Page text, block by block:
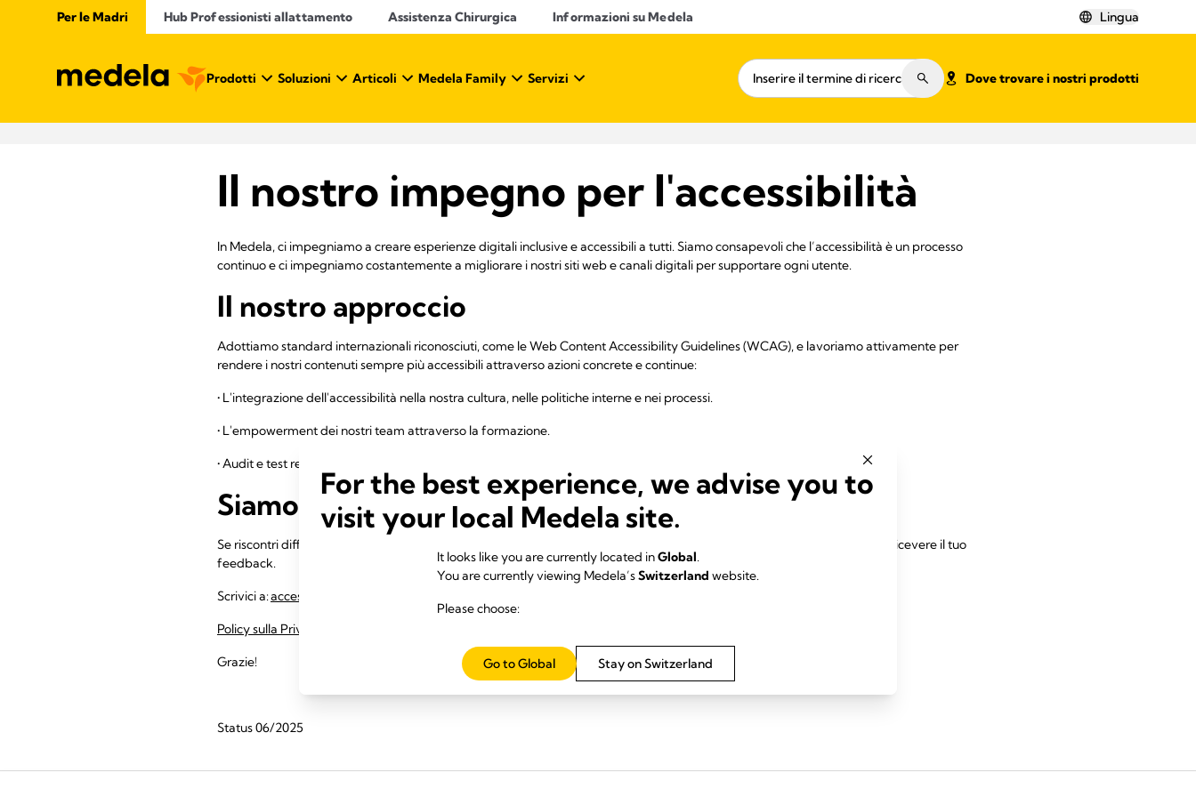
Per le Madri Hub Professionisti allattamento​ Assistenza Chirurgica Informazioni su Medela Lingua
Prodotti Soluzioni Articoli Medela Family Servizi Dove trovare i nostri prodotti
Il nostro impegno per l'accessibilità
In Medela, ci impegniamo a creare esperienze digitali inclusive e accessibili a tutti. Siamo consapevoli che l’accessibilità è un processo
continuo e ci impegniamo costantemente a migliorare i nostri siti web e canali digitali per supportare ogni utente.
Il nostro approccio
Adottiamo standard internazionali riconosciuti, come le Web Content Accessibility Guidelines (WCAG), e lavoriamo attivamente per
rendere i nostri contenuti sempre più accessibili attraverso azioni concrete e continue:
• L'integrazione dell'accessibilità nella nostra cultura, nelle politiche interne e nei processi.
• L'empowerment dei nostri team attraverso la formazione.
• Audit e test regolari per guidare ulteriori miglioramenti.
Siamo all’ascolto
Se riscontri difficoltà nell'utilizzo del nostro sito web o hai suggerimenti su come possiamo migliorare, ci farebbe piacere ricevere il tuo
feedback.
Scrivici a:accessibility@medela.com
Policy sulla Privacy e i Cookie del Sito web
Grazie!
Status 06/2025
For the best experience, we advise you to
visit your local Medela site.
It looks like you are currently located inGlobal.
You are currently viewing Medela’sSwitzerland website.
Please choose:
Stay on Switzerland
Go to Global